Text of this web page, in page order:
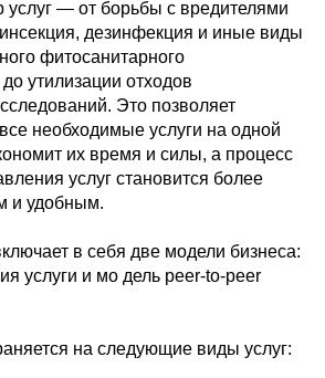
услуг — от борьбы с вредителями
дезинфекция и иные виды
фитосанитарного
утилизации отходов
Это позволяет
необходимые услуги на одной
их время и силы, а процесс
услуг становится более
и удобным.
в себя две модели бизнеса:
услуги и мо дель peer-to-peer
на следующие виды услуг: